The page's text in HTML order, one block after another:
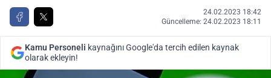
24.02.2023 18:42
Güncelleme: 24.02.2023 18:11
Kamu Personeli kaynağını Google'da tercih edilen kaynak
olarak ekleyin!